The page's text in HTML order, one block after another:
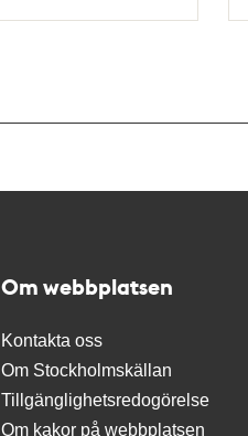
Om webbplatsen
Kontakta oss
Om Stockholmskällan
Tillgänglighetsredogörelse
Om kakor på webbplatsen